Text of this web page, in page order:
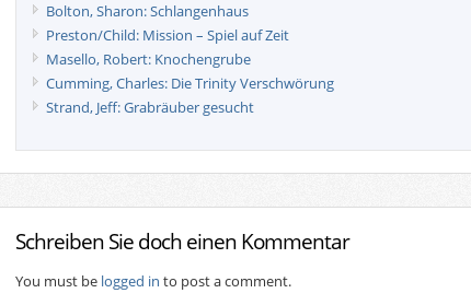
Bolton, Sharon: Schlangenhaus
Preston/Child: Mission – Spiel auf Zeit
Masello, Robert: Knochengrube
Cumming, Charles: Die Trinity Verschwörung
Strand, Jeff: Grabräuber gesucht
Schreiben Sie doch einen Kommentar
You must be logged in to post a comment.